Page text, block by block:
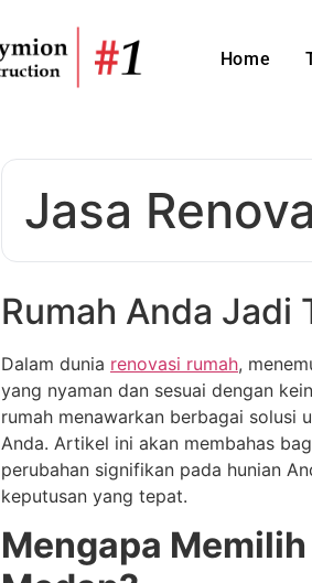
Home
Jasa
Rumah Anda Jadi
Dalam dunia renovasi rumah,
yang nyaman dan sesuai dengan
rumah menawarkan berbagai solusi
Anda. Artikel ini akan membahas
perubahan signifikan pada hunian
keputusan yang tepat.
Mengapa